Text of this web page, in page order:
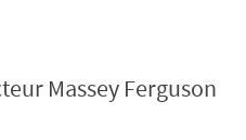
Massey Ferguson